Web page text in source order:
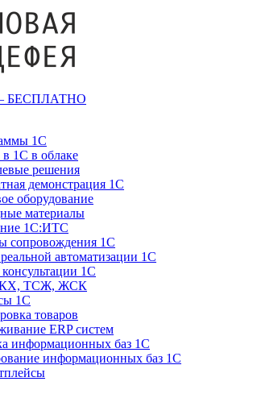
– БЕСПЛАТНО
1С
в 1С в облаке
решения
демонстрация 1С
оборудование
материалы
1С:ИТС
сопровождения 1С
автоматизации 1С
1С
ТСЖ, ЖСК
1С
товаров
ERP систем
информационных баз 1С
информационных баз 1С